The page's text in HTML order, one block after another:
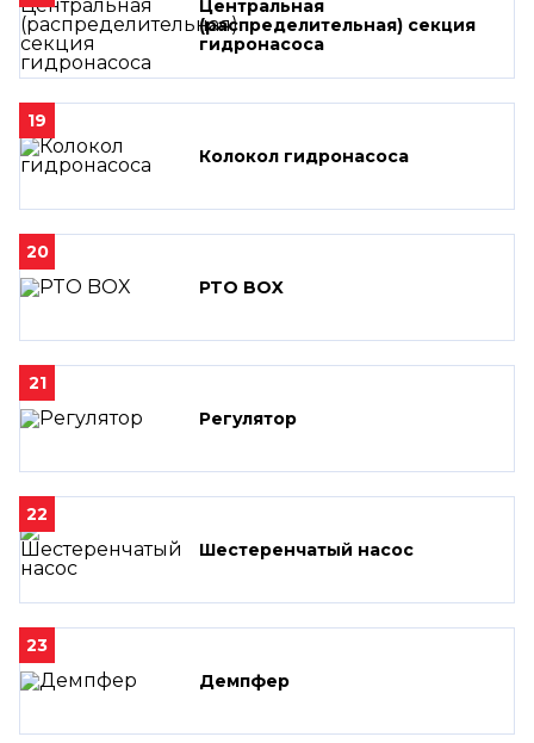
Центральная
(распределительная) секция
гидронасоса
19
Колокол гидронасоса
20
PTO BOX
21
Регулятор
22
Шестеренчатый насос
23
Демпфер